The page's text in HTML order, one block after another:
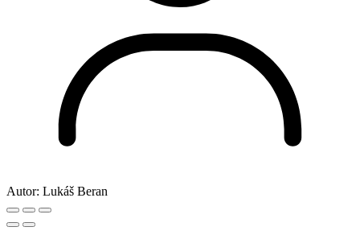
Autor: Lukáš Beran